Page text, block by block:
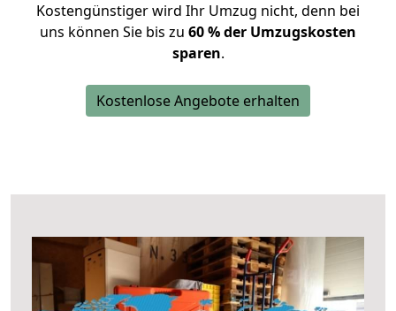
Kostengünstiger wird Ihr Umzug nicht, denn bei
uns können Sie bis zu 60 % der Umzugskosten
sparen.
Kostenlose Angebote erhalten